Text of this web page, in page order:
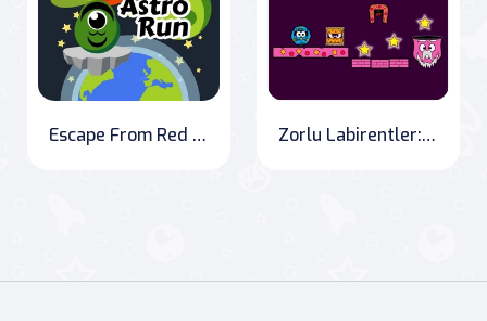
Escape From Red Planet Zorlu Labirentler: Fiziksel Bulmacalar